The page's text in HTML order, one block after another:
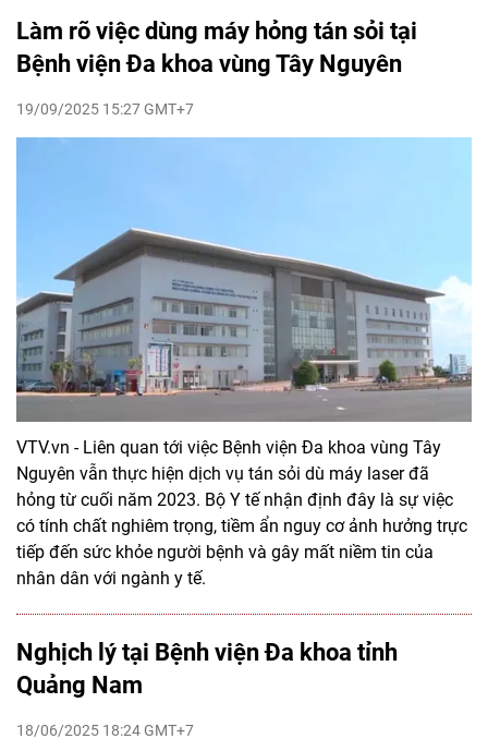
Làm rõ việc dùng máy hỏng tán sỏi tại
Bệnh viện Đa khoa vùng Tây Nguyên
19/09/2025 15:27 GMT+7
VTV.vn - Liên quan tới việc Bệnh viện Đa khoa vùng Tây
Nguyên vẫn thực hiện dịch vụ tán sỏi dù máy laser đã
hỏng từ cuối năm 2023. Bộ Y tế nhận định đây là sự việc
có tính chất nghiêm trọng, tiềm ẩn nguy cơ ảnh hưởng trực
tiếp đến sức khỏe người bệnh và gây mất niềm tin của
nhân dân với ngành y tế.
Nghịch lý tại Bệnh viện Đa khoa tỉnh
Quảng Nam
18/06/2025 18:24 GMT+7